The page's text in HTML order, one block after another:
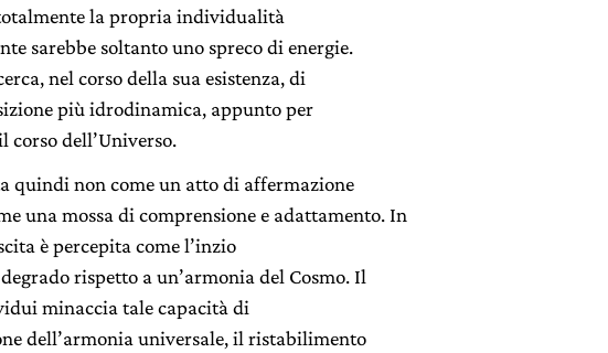
la propria individualità
sarebbe soltanto uno spreco di energie.
nel corso della sua esistenza, di
più idrodinamica, appunto per
corso dell’Universo.
quindi non come un atto di affermazione
una mossa di comprensione e adattamento. In
è percepita come l’inzio
rispetto a un’armonia del Cosmo. Il
minaccia tale capacità di
dell’armonia universale, il ristabilimento